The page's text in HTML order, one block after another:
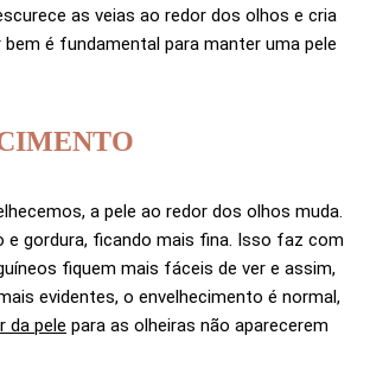
as veias ao redor dos olhos e cria
é fundamental para manter uma pele
a pele ao redor dos olhos muda.
e gordura, ficando mais fina. Isso faz com
fiquem mais fáceis de ver e assim,
evidentes, o envelhecimento é normal,
da pele para as olheiras não aparecerem